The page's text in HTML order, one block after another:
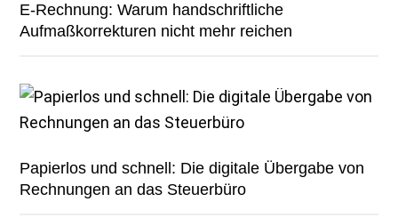
E-Rechnung: Warum handschriftliche
Aufmaßkorrekturen nicht mehr reichen
Papierlos und schnell: Die digitale Übergabe von
Rechnungen an das Steuerbüro